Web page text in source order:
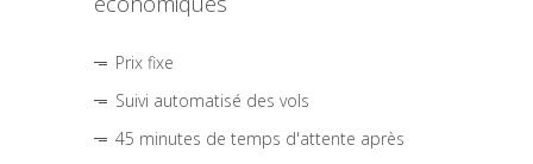
Prix fixe
Suivi automatisé des vols
45 minutes de temps d'attente après